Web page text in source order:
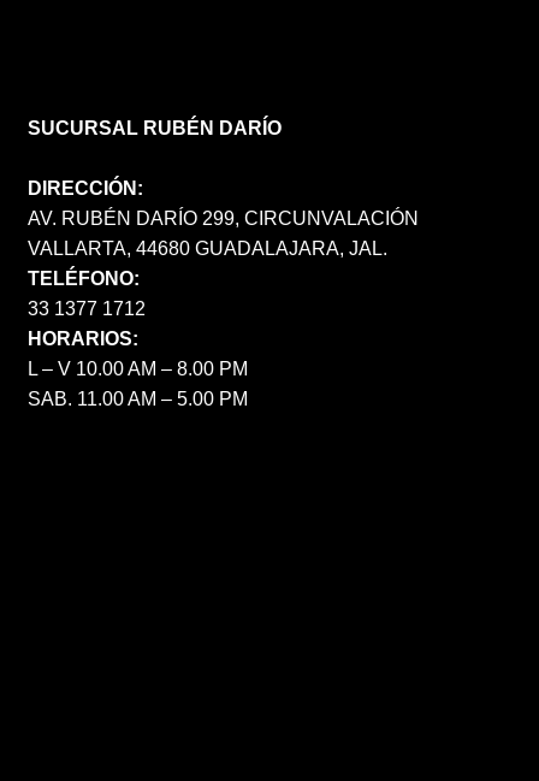
SUCURSAL RUBÉN DARÍO
DIRECCIÓN:
AV. RUBÉN DARÍO 299, CIRCUNVALACIÓN
VALLARTA, 44680 GUADALAJARA, JAL.
TELÉFONO:
33 1377 1712
HORARIOS:
L – V 10.00 AM – 8.00 PM
SAB. 11.00 AM – 5.00 PM